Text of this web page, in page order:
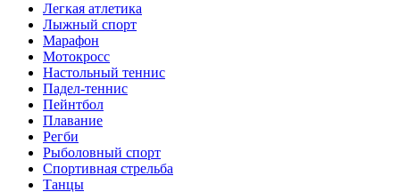
Легкая атлетика
Лыжный спорт
Марафон
Мотокросс
Настольный теннис
Падел-теннис
Пейнтбол
Плавание
Регби
Рыболовный спорт
Спортивная стрельба
Танцы